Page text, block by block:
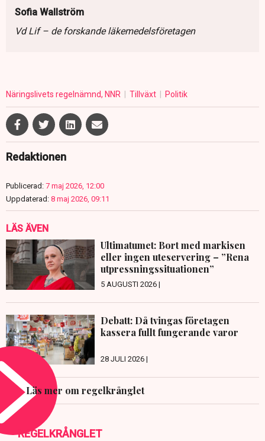
Sofia Wallström
Vd Lif – de forskande läkemedelsföretagen
Näringslivets regelnämnd, NNR Tillväxt Politik
Redaktionen
Publicerad: 7 maj 2026, 12:00
Uppdaterad: 8 maj 2026, 09:11
LÄS ÄVEN
Ultimatumet: Bort med markisen
eller ingen uteservering – ”Rena
utpressningssituationen”
5 AUGUSTI 2026 |
Debatt: Då tvingas företagen
kassera fullt fungerande varor
28 JULI 2026 |
Läs mer om regelkrånglet
REGELKRÅNGLET